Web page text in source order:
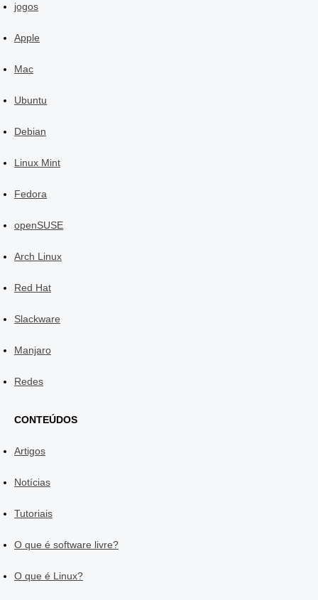
jogos
Apple
Mac
Ubuntu
Debian
Linux Mint
Fedora
openSUSE
Arch Linux
Red Hat
Slackware
Manjaro
Redes
CONTEÚDOS
Artigos
Notícias
Tutoriais
O que é software livre?
O que é Linux?